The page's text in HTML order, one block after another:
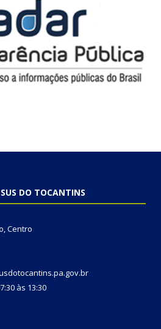
DO TOCANTINS
Centro
às 13:30